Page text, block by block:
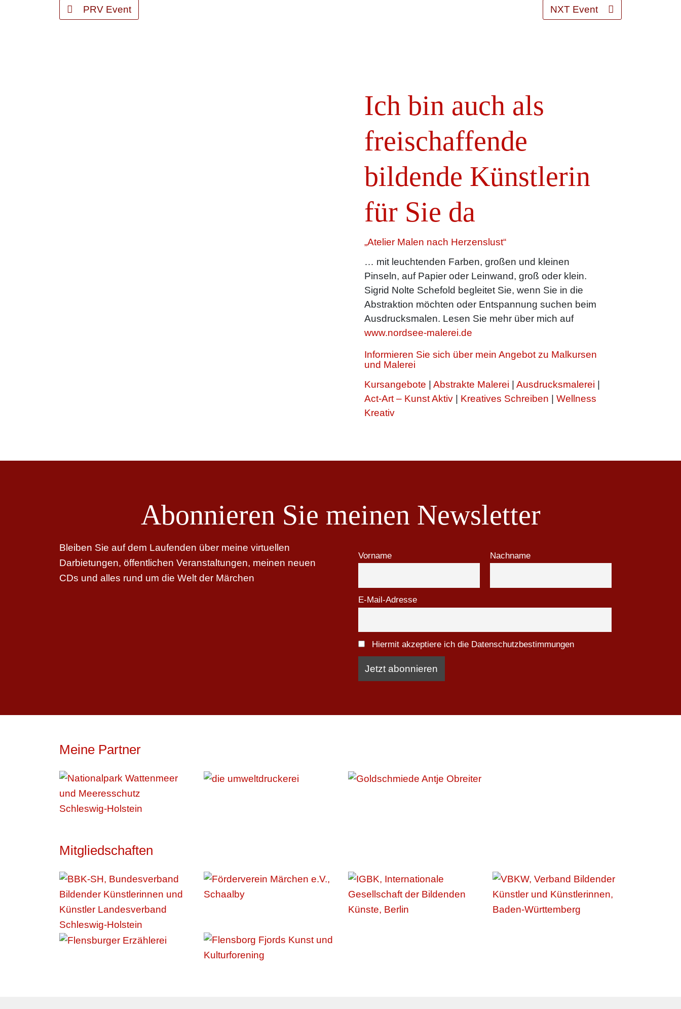
PRV Event NXT Event
Ich bin auch als
freischaffende
bildende Künstlerin
für Sie da
„Atelier Malen nach Herzenslust“
… mit leuchtenden Farben, großen und kleinen
Pinseln, auf Papier oder Leinwand, groß oder klein.
Sigrid Nolte Schefold begleitet Sie, wenn Sie in die
Abstraktion möchten oder Entspannung suchen beim
Ausdrucksmalen. Lesen Sie mehr über mich auf
www.nordsee-malerei.de
Informieren Sie sich über mein Angebot zu Malkursen
und Malerei
Kursangebote
Abstrakte Malerei Ausdrucksmalerei
Act-Art – Kunst Aktiv
Kreatives Schreiben
Wellness
Kreativ
Abonnieren Sie meinen Newsletter
Bleiben Sie auf dem Laufenden über meine virtuellen
Darbietungen, öffentlichen Veranstaltungen, meinen neuen
CDs und alles rund um die Welt der Märchen
Vorname Nachname
E-Mail-Adresse
Hiermit akzeptiere ich die Datenschutzbestimmungen
Meine Partner
Mitgliedschaften